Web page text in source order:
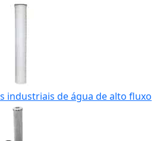
industriais de água de alto fluxo